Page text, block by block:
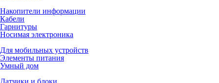
Накопители информации
Кабели
Гарнитуры
Носимая электроника
Для мобильных устройств
Элементы питания
Умный дом
Датчики и блоки